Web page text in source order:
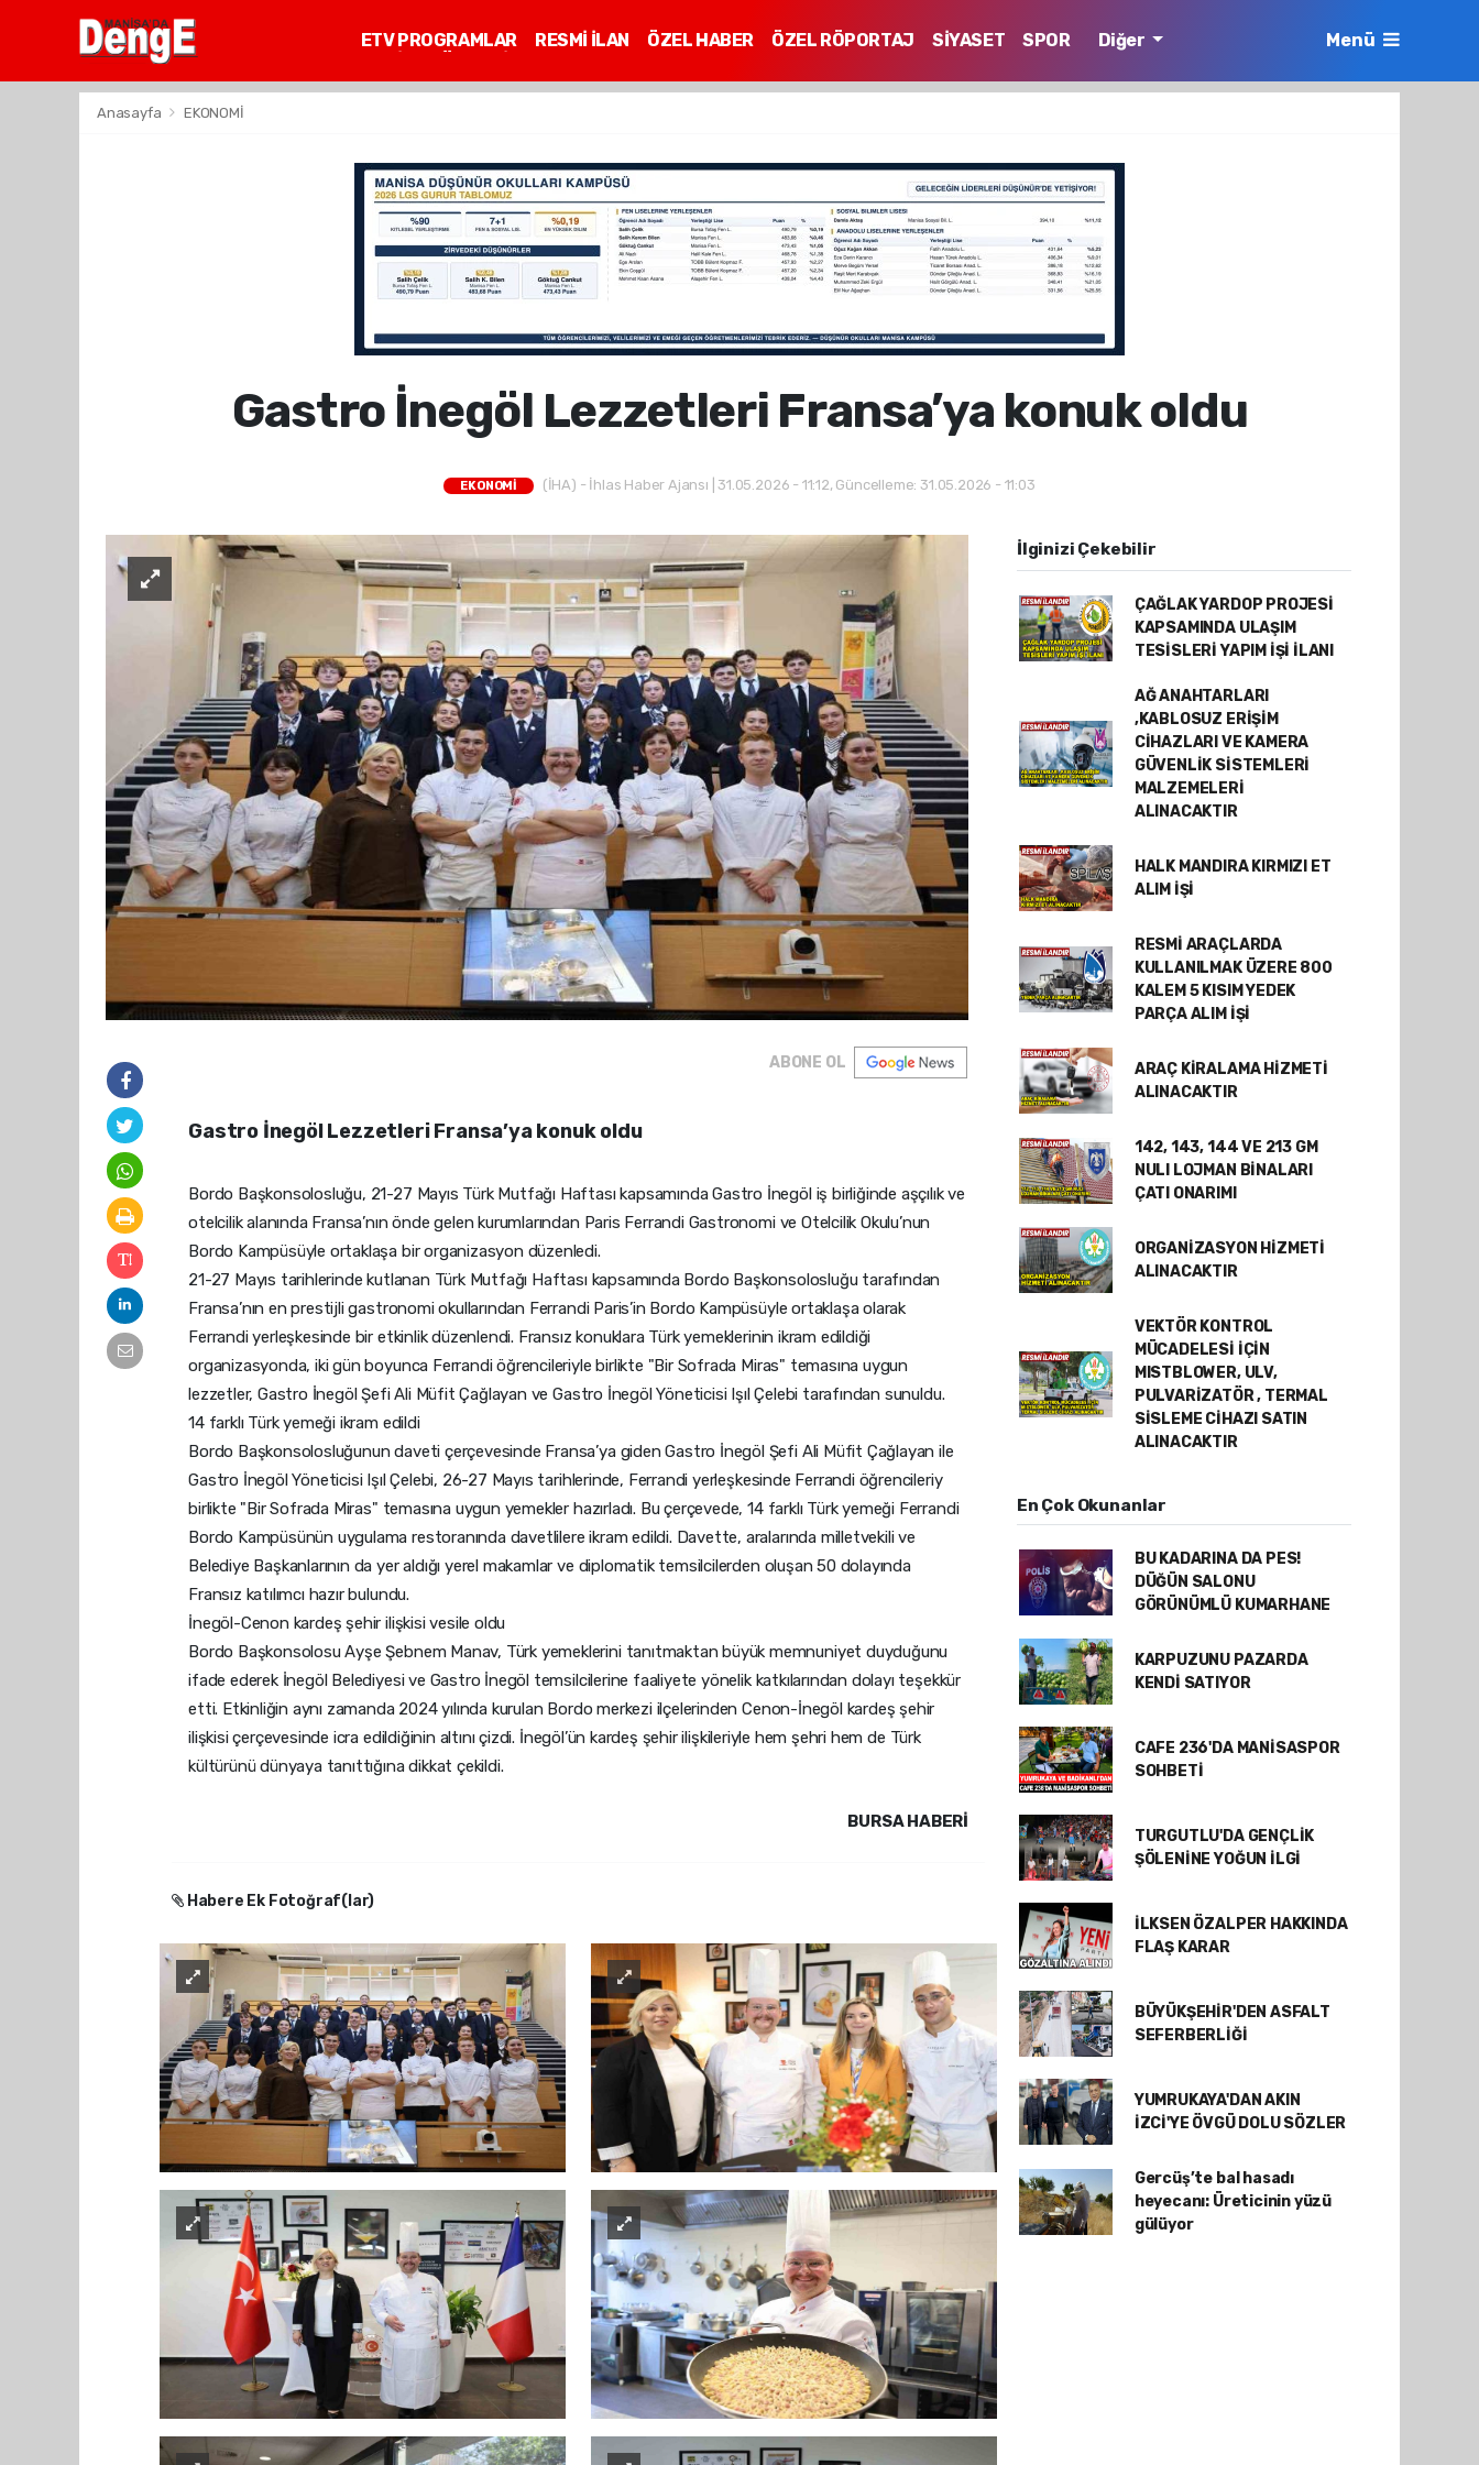
ETV PROGRAMLAR RESMİ İLAN ÖZEL HABER ÖZEL RÖPORTAJ SİYASET
SPOR
Diğer Menü
Anasayfa EKONOMİ
Gastro İnegöl Lezzetleri Fransa’ya konuk oldu
EKONOMİ (İHA) - İhlas Haber Ajansı | 31.05.2026 - 11:12, Güncelleme: 31.05.2026 - 11:03
ABONE OL
Gastro İnegöl Lezzetleri Fransa’ya konuk oldu
Bordo Başkonsolosluğu, 21-27 Mayıs Türk Mutfağı Haftası kapsamında Gastro İnegöl iş birliğinde aşçılık ve
otelcilik alanında Fransa’nın önde gelen kurumlarından Paris Ferrandi Gastronomi ve Otelcilik Okulu’nun
Bordo Kampüsüyle ortaklaşa bir organizasyon düzenledi.
21-27 Mayıs tarihlerinde kutlanan Türk Mutfağı Haftası kapsamında Bordo Başkonsolosluğu tarafından
Fransa’nın en prestijli gastronomi okullarından Ferrandi Paris’in Bordo Kampüsüyle ortaklaşa olarak
Ferrandi yerleşkesinde bir etkinlik düzenlendi. Fransız konuklara Türk yemeklerinin ikram edildiği
organizasyonda, iki gün boyunca Ferrandi öğrencileriyle birlikte "Bir Sofrada Miras" temasına uygun
lezzetler, Gastro İnegöl Şefi Ali Müfit Çağlayan ve Gastro İnegöl Yöneticisi Işıl Çelebi tarafından sunuldu.
14 farklı Türk yemeği ikram edildi
Bordo Başkonsolosluğunun daveti çerçevesinde Fransa’ya giden Gastro İnegöl Şefi Ali Müfit Çağlayan ile
Gastro İnegöl Yöneticisi Işıl Çelebi, 26-27 Mayıs tarihlerinde, Ferrandi yerleşkesinde Ferrandi öğrencileriy
birlikte "Bir Sofrada Miras" temasına uygun yemekler hazırladı. Bu çerçevede, 14 farklı Türk yemeği Ferrandi
Bordo Kampüsünün uygulama restoranında davetlilere ikram edildi. Davette, aralarında milletvekili ve
Belediye Başkanlarının da yer aldığı yerel makamlar ve diplomatik temsilcilerden oluşan 50 dolayında
Fransız katılımcı hazır bulundu.
İnegöl-Cenon kardeş şehir ilişkisi vesile oldu
Bordo Başkonsolosu Ayşe Şebnem Manav, Türk yemeklerini tanıtmaktan büyük memnuniyet duyduğunu
ifade ederek İnegöl Belediyesi ve Gastro İnegöl temsilcilerine faaliyete yönelik katkılarından dolayı teşekkür
etti. Etkinliğin aynı zamanda 2024 yılında kurulan Bordo merkezi ilçelerinden Cenon-İnegöl kardeş şehir
ilişkisi çerçevesinde icra edildiğinin altını çizdi. İnegöl’ün kardeş şehir ilişkileriyle hem şehri hem de Türk
kültürünü dünyaya tanıttığına dikkat çekildi.
BURSA HABERİ
Habere Ek Fotoğraf(lar)
İlginizi Çekebilir
ÇAĞLAK YARDOP PROJESİ
KAPSAMINDA ULAŞIM
TESİSLERİ YAPIM İŞİ İLANI
AĞ ANAHTARLARI
,KABLOSUZ ERİŞİM
CİHAZLARI VE KAMERA
GÜVENLİK SİSTEMLERİ
MALZEMELERİ
ALINACAKTIR
HALK MANDIRA KIRMIZI ET
ALIM İŞİ
RESMİ ARAÇLARDA
KULLANILMAK ÜZERE 800
KALEM 5 KISIM YEDEK
PARÇA ALIM İŞİ
ARAÇ KİRALAMA HİZMETİ
ALINACAKTIR
142, 143, 144 VE 213 GM
NULI LOJMAN BİNALARI
ÇATI ONARIMI
ORGANİZASYON HİZMETİ
ALINACAKTIR
VEKTÖR KONTROL
MÜCADELESİ İÇİN
MISTBLOWER, ULV,
PULVARİZATÖR , TERMAL
SİSLEME CİHAZI SATIN
ALINACAKTIR
En Çok Okunanlar
BU KADARINA DA PES!
DÜĞÜN SALONU
GÖRÜNÜMLÜ KUMARHANE
KARPUZUNU PAZARDA
KENDİ SATIYOR
CAFE 236'DA MANİSASPOR
SOHBETİ
TURGUTLU'DA GENÇLİK
ŞÖLENİNE YOĞUN İLGİ
İLKSEN ÖZALPER HAKKINDA
FLAŞ KARAR
BÜYÜKŞEHİR'DEN ASFALT
SEFERBERLİĞİ
YUMRUKAYA'DAN AKIN
İZCİ'YE ÖVGÜ DOLU SÖZLER
Gercüş’te bal hasadı
heyecanı: Üreticinin yüzü
gülüyor